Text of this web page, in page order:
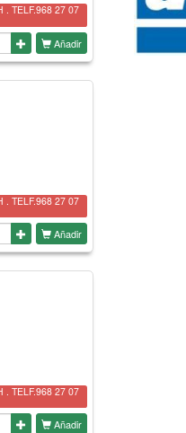
. TELF.968 27 07
Añadir
. TELF.968 27 07
Añadir
. TELF.968 27 07
Añadir